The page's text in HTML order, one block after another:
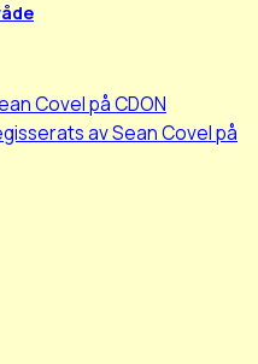
Covel på CDON
av Sean Covel på